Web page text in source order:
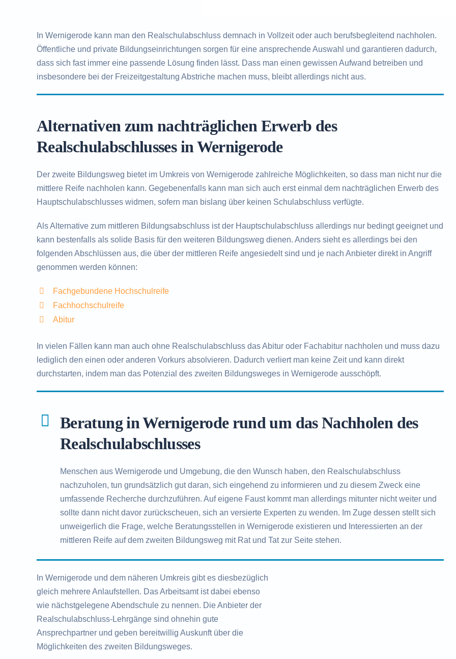
In Wernigerode kann man den Realschulabschluss demnach in Vollzeit oder auch berufsbegleitend nachholen.
Öffentliche und private Bildungseinrichtungen sorgen für eine ansprechende Auswahl und garantieren dadurch,
dass sich fast immer eine passende Lösung finden lässt. Dass man einen gewissen Aufwand betreiben und
insbesondere bei der Freizeitgestaltung Abstriche machen muss, bleibt allerdings nicht aus.
Alternativen zum nachträglichen Erwerb des
Realschulabschlusses in Wernigerode
Der zweite Bildungsweg bietet im Umkreis von Wernigerode zahlreiche Möglichkeiten, so dass man nicht nur die
mittlere Reife nachholen kann. Gegebenenfalls kann man sich auch erst einmal dem nachträglichen Erwerb des
Hauptschulabschlusses widmen, sofern man bislang über keinen Schulabschluss verfügte.
Als Alternative zum mittleren Bildungsabschluss ist der Hauptschulabschluss allerdings nur bedingt geeignet und
kann bestenfalls als solide Basis für den weiteren Bildungsweg dienen. Anders sieht es allerdings bei den
folgenden Abschlüssen aus, die über der mittleren Reife angesiedelt sind und je nach Anbieter direkt in Angriff
genommen werden können:
Fachgebundene Hochschulreife
Fachhochschulreife
Abitur
In vielen Fällen kann man auch ohne Realschulabschluss das Abitur oder Fachabitur nachholen und muss dazu
lediglich den einen oder anderen Vorkurs absolvieren. Dadurch verliert man keine Zeit und kann direkt
durchstarten, indem man das Potenzial des zweiten Bildungsweges in Wernigerode ausschöpft.
Beratung in Wernigerode rund um das Nachholen des
Realschulabschlusses
Menschen aus Wernigerode und Umgebung, die den Wunsch haben, den Realschulabschluss
nachzuholen, tun grundsätzlich gut daran, sich eingehend zu informieren und zu diesem Zweck eine
umfassende Recherche durchzuführen. Auf eigene Faust kommt man allerdings mitunter nicht weiter und
sollte dann nicht davor zurückscheuen, sich an versierte Experten zu wenden. Im Zuge dessen stellt sich
unweigerlich die Frage, welche Beratungsstellen in Wernigerode existieren und Interessierten an der
mittleren Reife auf dem zweiten Bildungsweg mit Rat und Tat zur Seite stehen.
In Wernigerode und dem näheren Umkreis gibt es diesbezüglich
gleich mehrere Anlaufstellen. Das Arbeitsamt ist dabei ebenso
wie nächstgelegene Abendschule zu nennen. Die Anbieter der
Realschulabschluss-Lehrgänge sind ohnehin gute
Ansprechpartner und geben bereitwillig Auskunft über die
Möglichkeiten des zweiten Bildungsweges.